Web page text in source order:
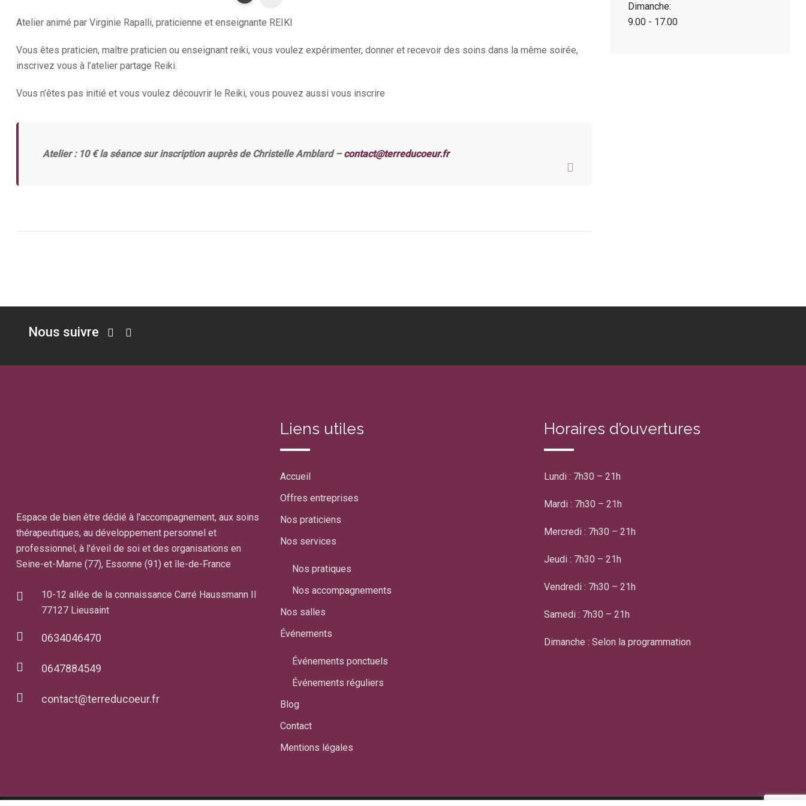
Atelier animé par Virginie Rapalli, praticienne et enseignante REIKI
Vous êtes praticien, maître praticien ou enseignant reiki, vous voulez expérimenter, donner et recevoir des soins dans la même soirée,
inscrivez vous à l’atelier partage Reiki.
Vous n’êtes pas initié et vous voulez découvrir le Reiki, vous pouvez aussi vous inscrire
Atelier : 10 € la séance sur inscription auprès de Christelle Amblard –contact@terreducoeur.fr
Dimanche:
9.00 - 17.00
Nous suivre
Espace de bien être dédié à l'accompagnement, aux soins
thérapeutiques, au développement personnel et
professionnel, à l'éveil de soi et des organisations en
Seine-et-Marne (77), Essonne (91) et île-de-France
10-12 allée de la connaissance Carré Haussmann II
77127 Lieusaint
0634046470
0647884549
contact@terreducoeur.fr
Liens utiles
Accueil
Offres entreprises
Nos praticiens
Nos services
Nos pratiques
Nos accompagnements
Nos salles
Événements
Événements ponctuels
Événements réguliers
Blog
Contact
Mentions légales
Horaires d’ouvertures
Lundi : 7h30 – 21h
Mardi : 7h30 – 21h
Mercredi : 7h30 – 21h
Jeudi : 7h30 – 21h
Vendredi : 7h30 – 21h
Samedi : 7h30 – 21h
Dimanche : Selon la programmation